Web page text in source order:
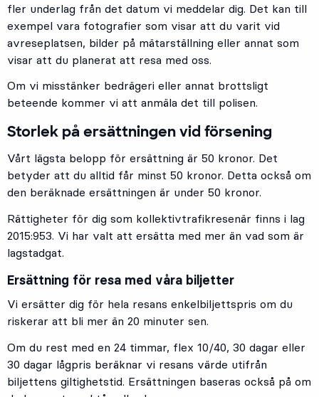
fler underlag från det datum vi meddelar dig. Det kan till
exempel vara fotografier som visar att du varit vid
avreseplatsen, bilder på mätarställning eller annat som
visar att du planerat att resa med oss.
Om vi misstänker bedrägeri eller annat brottsligt
beteende kommer vi att anmäla det till polisen.
Storlek på ersättningen vid försening
Vårt lägsta belopp för ersättning är 50 kronor. Det
betyder att du alltid får minst 50 kronor. Detta också om
den beräknade ersättningen är under 50 kronor.
Rättigheter för dig som kollektivtrafikresenär finns i lag
2015:953. Vi har valt att ersätta med mer än vad som är
lagstadgat.
Ersättning för resa med våra biljetter
Vi ersätter dig för hela resans enkelbiljettspris om du
riskerar att bli mer än 20 minuter sen.
Om du rest med en 24 timmar, flex 10/40, 30 dagar eller
30 dagar lågpris beräknar vi resans värde utifrån
biljettens giltighetstid. Ersättningen baseras också på om